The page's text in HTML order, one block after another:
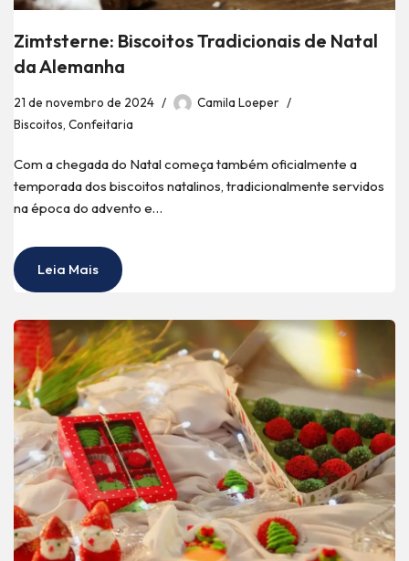
Zimtsterne: Biscoitos Tradicionais de Natal
da Alemanha
21 de novembro de 2024
Camila Loeper
Biscoitos, Confeitaria
Com a chegada do Natal começa também oficialmente a
temporada dos biscoitos natalinos, tradicionalmente servidos
na época do advento e…
Leia Mais